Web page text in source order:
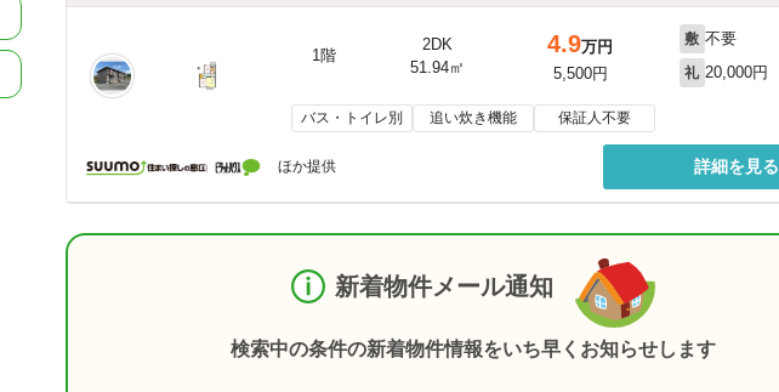
1階
2DK
51.94㎡
4.9万円
5,500円
敷 不要
礼 20,000円
バス・トイレ別 追い炊き機能 保証人不要
ほか提供 詳細を見る
新着物件メール通知
検索中の条件の新着物件情報をいち早くお知らせします